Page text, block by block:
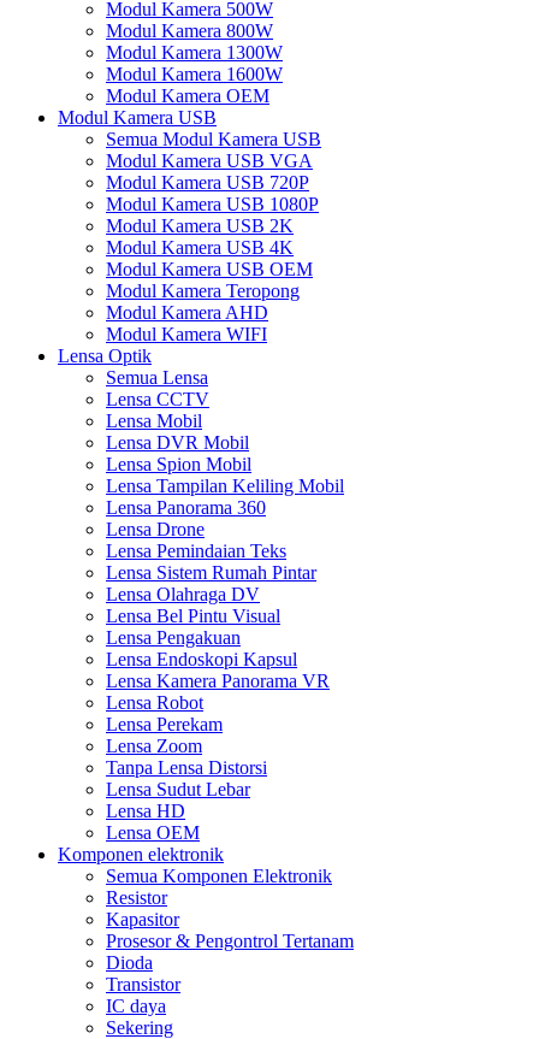
Modul Kamera 500W
Modul Kamera 800W
Modul Kamera 1300W
Modul Kamera 1600W
Modul Kamera OEM
Modul Kamera USB
Semua Modul Kamera USB
Modul Kamera USB VGA
Modul Kamera USB 720P
Modul Kamera USB 1080P
Modul Kamera USB 2K
Modul Kamera USB 4K
Modul Kamera USB OEM
Modul Kamera Teropong
Modul Kamera AHD
Modul Kamera WIFI
Lensa Optik
Semua Lensa
Lensa CCTV
Lensa Mobil
Lensa DVR Mobil
Lensa Spion Mobil
Lensa Tampilan Keliling Mobil
Lensa Panorama 360
Lensa Drone
Lensa Pemindaian Teks
Lensa Sistem Rumah Pintar
Lensa Olahraga DV
Lensa Bel Pintu Visual
Lensa Pengakuan
Lensa Endoskopi Kapsul
Lensa Kamera Panorama VR
Lensa Robot
Lensa Perekam
Lensa Zoom
Tanpa Lensa Distorsi
Lensa Sudut Lebar
Lensa HD
Lensa OEM
Komponen elektronik
Semua Komponen Elektronik
Resistor
Kapasitor
Prosesor & Pengontrol Tertanam
Dioda
Transistor
IC daya
Sekering